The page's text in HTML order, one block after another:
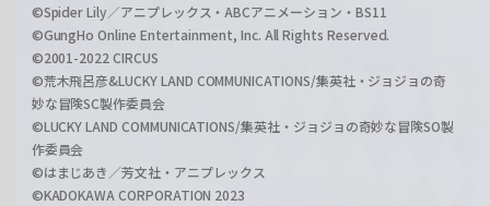
©Spider Lily／アニプレックス・ABCアニメーション・BS11
©GungHo Online Entertainment, Inc. All Rights Reserved.
©2001-2022 CIRCUS
©荒木飛呂彦&LUCKY LAND COMMUNICATIONS/集英社・ジョジョの奇
妙な冒険SC製作委員会
©LUCKY LAND COMMUNICATIONS/集英社・ジョジョの奇妙な冒険SO製
作委員会
©はまじあき／芳文社・アニプレックス
©KADOKAWA CORPORATION 2023